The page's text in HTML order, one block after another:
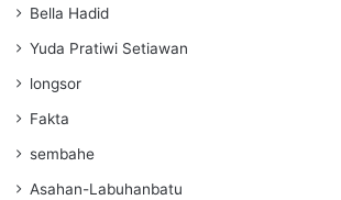
Bella Hadid
Yuda Pratiwi Setiawan
longsor
Fakta
sembahe
Asahan-Labuhanbatu